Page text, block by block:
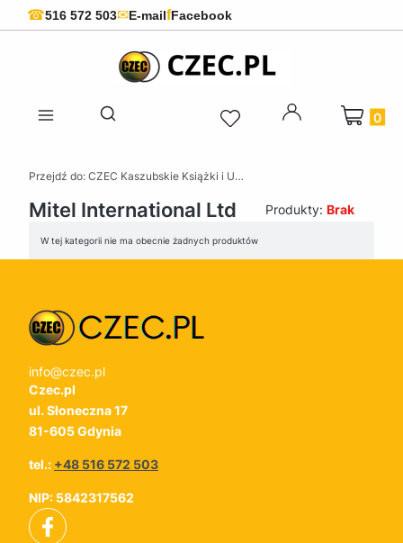
☎516 572 503✉E-mailfFacebook
Otwórz wyszukiwarkę
Produkty
Przejdź do: CZEC Kaszubskie Książki i Upominki - Pamiątki z Kaszub
Mitel International Ltd Produkty: Brak
Lista produktów
W tej kategorii nie ma obecnie żadnych produktów
info@czec.pl
Czec.pl
ul. Słoneczna 17
81-605 Gdynia
tel.: +48 516 572 503
NIP: 5842317562